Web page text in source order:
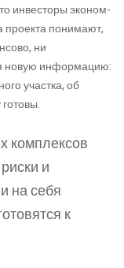
инвесторы эконом-
проекта понимают,
ни
новую информацию:
участка, об
комплексов
и
на себя
к